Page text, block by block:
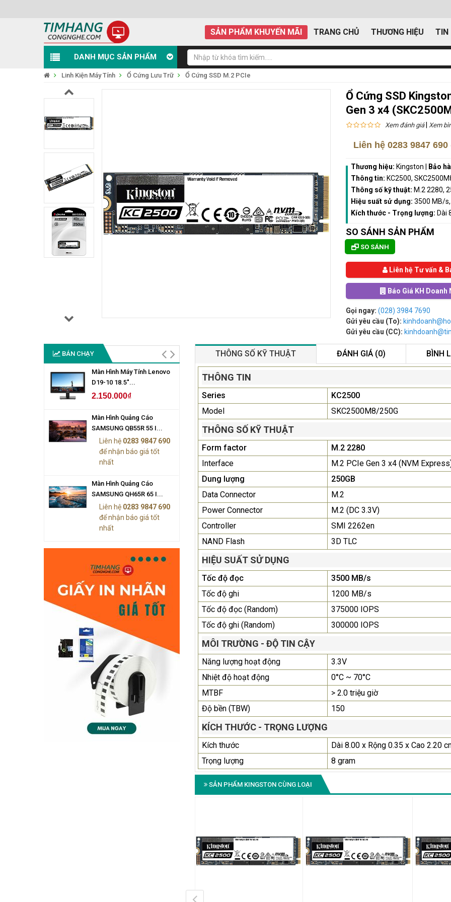
SẢN PHẨM KHUYẾN MÃI TRANG CHỦ THƯƠNG HIỆU TIN
DANH MỤC SẢN PHẨM
Linh Kiện Máy Tính Ổ Cứng Lưu Trữ Ổ Cứng SSD M.2 PCIe
Ổ Cứng SSD
Gen 3 x4
Xem đánh giá| Xem
Liên hệ 0283 9847 690
Thương hiệu: Kingston
Bảo
Thông tin: KC2500,
Thông số kỹ thuật: M.2 2280,
Hiệu suất sử dụng: 3500 MB/
Kích thước - Trọng lượng: Dài
SO SÁNH SẢN PHẨM
SO SÁNH
Liên hệ Tư vấn &
Báo Giá KH Doanh
Gọi ngay: (028) 3984 7690
Gửi yêu cầu (To):
Gửi yêu cầu (CC):
BÁN CHẠY
Màn Hình Máy Tính Lenovo
D19-10 18.5"...
2.150.000₫
Màn Hình Quảng Cáo
SAMSUNG QB55R 55 I...
Liên hệ 0283 9847 690
để nhận báo giá tốt
nhất
Màn Hình Quảng Cáo
SAMSUNG QH65R 65 I...
Liên hệ 0283 9847 690
để nhận báo giá tốt
nhất
Màn Hình Quảng Cáo
Liên hệ0283 9847 690
nhất
Liên hệ
để nhận báo giá tốt
nhất
THÔNG SỐ KỸ THUẬT ĐÁNH GIÁ (0) BÌNH
THÔNG TIN
Series
KC2500
Model
SKC2500M8/250G
THÔNG SỐ KỸ THUẬT
Form factor
M.2 2280
Interface
M.2 PCIe Gen 3 x4 (NVM
Dung lượng
250GB
Data Connector
M.2
Power Connector
M.2 (DC 3.3V)
Controller
SMI 2262en
NAND Flash
3D TLC
HIỆU SUẤT SỬ DỤNG
Tốc độ đọc
3500 MB/s
Tốc độ ghi
1200 MB/s
Tốc độ đọc (Random)
375000 IOPS
Tốc độ ghi (Random)
300000 IOPS
MÔI TRƯỜNG - ĐỘ TIN CẬY
Năng lượng hoạt động
3.3V
Nhiệt độ hoạt động
0°C ~ 70°C
MTBF
> 2.0 triệu giờ
Độ bền (TBW)
150
KÍCH THƯỚC - TRỌNG LƯỢNG
Kích thước
Dài 8.00 x Rộng 0.35 x Cao 2.20
Trọng lượng
8 gram
SẢN PHẨM KINGSTON CÙNG LOẠI